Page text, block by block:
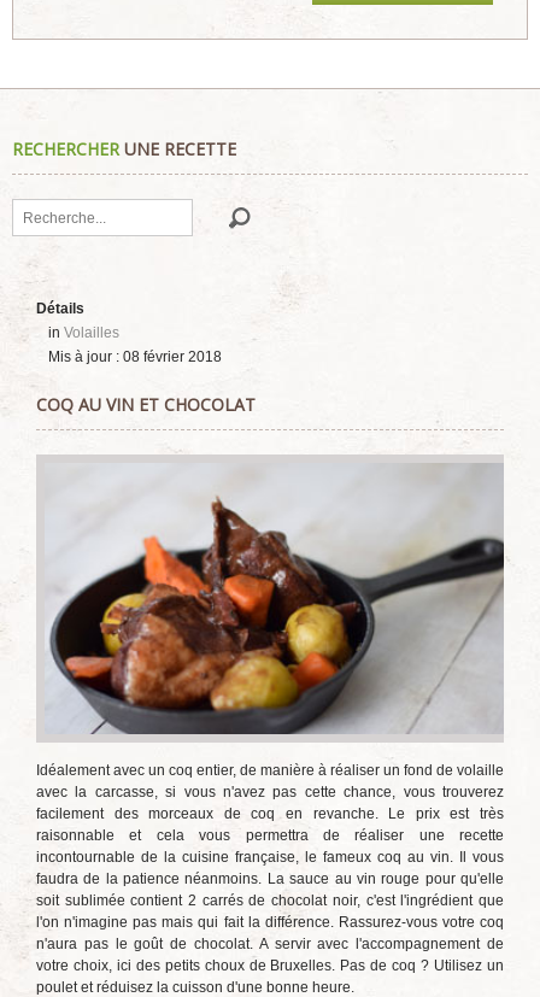
RECHERCHERUNE RECETTE
Rechercher
Détails
in Volailles
Mis à jour : 08 février 2018
COQ AU VIN ET CHOCOLAT
Idéalement avec un coq entier, de manière à réaliser un fond de volaille
avec la carcasse, si vous n'avez pas cette chance, vous trouverez
facilement des morceaux de coq en revanche. Le prix est très
raisonnable et cela vous permettra de réaliser une recette
incontournable de la cuisine française, le fameux coq au vin. Il vous
faudra de la patience néanmoins. La sauce au vin rouge pour qu'elle
soit sublimée contient 2 carrés de chocolat noir, c'est l'ingrédient que
l'on n'imagine pas mais qui fait la différence. Rassurez-vous votre coq
n'aura pas le goût de chocolat. A servir avec l'accompagnement de
votre choix, ici des petits choux de Bruxelles. Pas de coq ? Utilisez un
poulet et réduisez la cuisson d'une bonne heure.